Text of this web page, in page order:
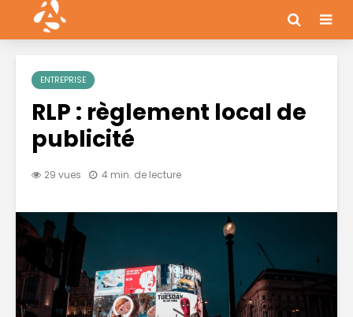
ENTREPRISE
RLP : règlement local de
publicité
29 vues 4 min. de lecture